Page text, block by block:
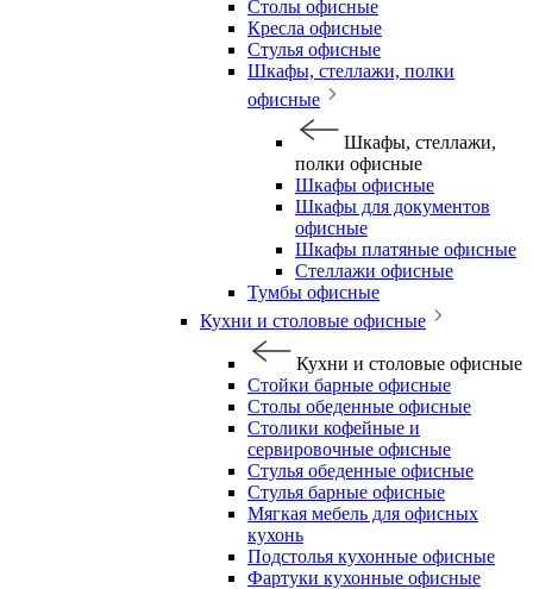
Столы офисные
Кресла офисные
Стулья офисные
Шкафы, стеллажи, полки
офисные
Шкафы, стеллажи,
полки офисные
Шкафы офисные
Шкафы для документов
офисные
Шкафы платяные офисные
Стеллажи офисные
Тумбы офисные
Кухни и столовые офисные
Кухни и столовые офисные
Стойки барные офисные
Столы обеденные офисные
Столики кофейные и
сервировочные офисные
Стулья обеденные офисные
Стулья барные офисные
Мягкая мебель для офисных
кухонь
Подстолья кухонные офисные
Фартуки кухонные офисные